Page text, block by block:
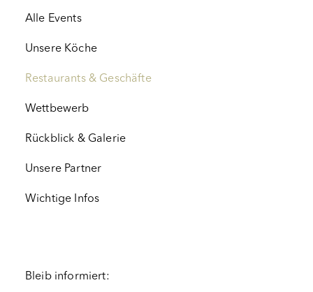
Alle Events
Unsere Köche
Restaurants & Geschäfte
Wettbewerb
Rückblick & Galerie
Unsere Partner
Wichtige Infos
Bleib informiert: